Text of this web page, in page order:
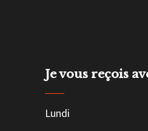
Je vous reçois
Lundi